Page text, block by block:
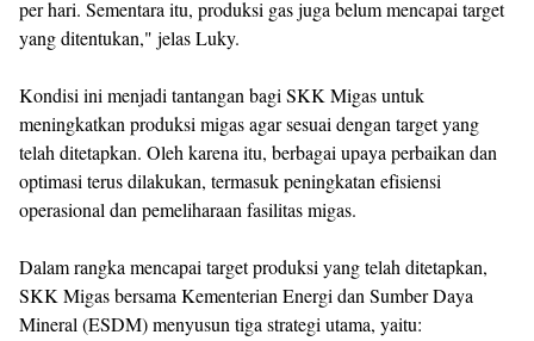
per hari. Sementara itu, produksi gas juga belum mencapai target
yang ditentukan," jelas Luky.
Kondisi ini menjadi tantangan bagi SKK Migas untuk
meningkatkan produksi migas agar sesuai dengan target yang
telah ditetapkan. Oleh karena itu, berbagai upaya perbaikan dan
optimasi terus dilakukan, termasuk peningkatan efisiensi
operasional dan pemeliharaan fasilitas migas.
Dalam rangka mencapai target produksi yang telah ditetapkan,
SKK Migas bersama Kementerian Energi dan Sumber Daya
Mineral (ESDM) menyusun tiga strategi utama, yaitu: